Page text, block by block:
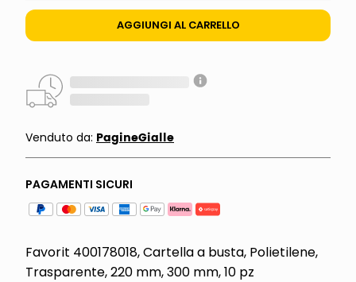
AGGIUNGI AL CARRELLO
Venduto da: PagineGialle
PAGAMENTI SICURI
Favorit 400178018, Cartella a busta, Polietilene,
Trasparente, 220 mm, 300 mm, 10 pz